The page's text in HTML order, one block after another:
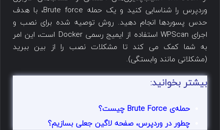
وردپرس را شناسایی کنید و یک حمله Brute force، با هدف
حدس پسوردها انجام دهید. روش توصیه شده برای نصب و
اجرای WPScan استفاده از ایمیج رسمی Docker است، این امر
به شما کمک می کند تا مشکلات نصب را از بین ببرید
(مشکلاتی مانند وابستگی).
بیشتر بخوانید:
حمله‌ی Brute Force چیست؟
چطور در وردپرس، صفحه لاگین جعلی بسازیم؟